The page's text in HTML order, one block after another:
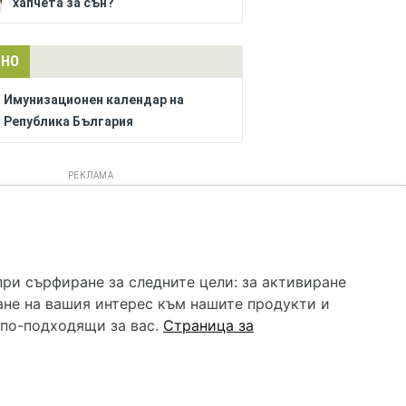
Имунизационен календар на
Република България
РЕКЛАМА
все че се полагат всички усилия за обновяване и
и самолечението могат да бъдат опасни за
помощ!
сърфиране за следните цели: за активиране
на вашия интерес към нашите продукти и
подходящи за вас. Страница за